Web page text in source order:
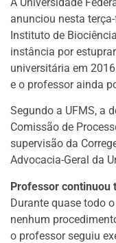
anunciou nesta
Instituto de
instância por
universitária em
e o professor ainda
Segundo a UFMS, a
Comissão de
supervisão da
Advocacia-Geral da
Professor continuou
Durante quase todo
nenhum
o professor seguiu